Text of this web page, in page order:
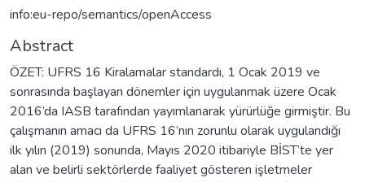
info:eu-repo/semantics/openAccess
Abstract
ÖZET: UFRS 16 Kiralamalar standardı, 1 Ocak 2019 ve
sonrasında başlayan dönemler için uygulanmak üzere Ocak
2016’da IASB tarafından yayımlanarak yürürlüğe girmiştir. Bu
çalışmanın amacı da UFRS 16’nın zorunlu olarak uygulandığı
ilk yılın (2019) sonunda, Mayıs 2020 itibariyle BİST’te yer
alan ve belirli sektörlerde faaliyet gösteren işletmeler